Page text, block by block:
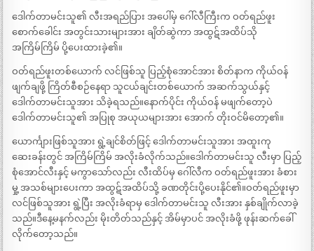
ဒေါက်တာမင်းသူ၏ လီးအရည်ပြား အပေါ်မှ ဂေါ်လီကြီးက ဝတ်ရည်ဖူး
စောက်ခေါင်း အတွင်းသားများအား ချိတ်ဆွဲကာ အထွဋ်အထိပ်သို
အကြိမ်ကြိမ် ပို့ပေးထားခဲ့၏။
ဝတ်ရည်ဖူးတစ်ယောက် လင်ဖြစ်သူ ပြည့်စုံအောင်အား စိတ်နာက ကိုယ်ဝန်
ဖျက်ချဖို့ ကြိတ်စီစဉ်နေရာ သူငယ်ချင်းတစ်ယောက် အဆက်သွယ်နှင့်
ဒေါက်တာမင်းသူအား သိခဲ့ရသည်။နောက်ပိုင်း ကိုယ်ဝန် မဖျက်တော့ပဲ
ဒေါက်တာမင်းသူ၏ အပြုစု အယုယများအား အောက် တိုးဝင်မိတော့၏။
ယောင်္ကျားဖြစ်သူအား ရွဲ့ချင်စိတ်ဖြင့် ဒေါက်တာမင်းသူအား အထူးကု
ဆေးခန်းတွင် အကြိမ်ကြိမ် အလိုးခံလိုက်သည်။ဒေါက်တာမင်းသူ လီးမှာ ပြည့်
စုံအောင်လီးနှင့် မကွာသော်လည်း လီးထိပ်မှ ဂေါ်လီက ဝတ်ရည်ဖူးအား ခံစား
မှု့ အသစ်များပေးကာ အထွဋ်အထိပ်သို့ ခဏတိုင်းပို့ပေးနိုင်၏။ဝတ်ရည်ဖူးမှာ
လင်ဖြစ်သူအား ရွဲ့ပြီး အလိုးခံရာမှ ဒေါက်တာမင်းသူ လီးအား နှစ်ချိုက်လာခဲ့
သည်။ဒီနေ့မနက်လည်း မိုးတိတ်သည်နှင့် အိမ်မှာပင် အလိုးခံဖို့ ဖုန်းဆက်ခေါ်
လိုက်တော့သည်။